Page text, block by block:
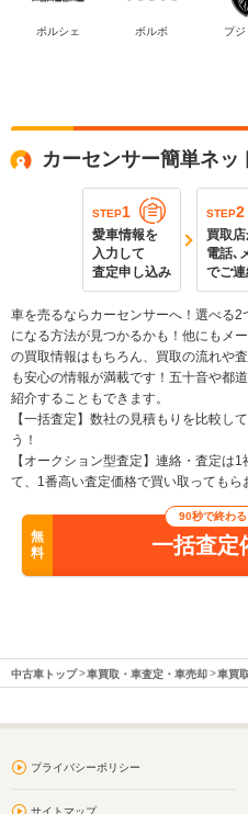
ポルシェ ボルボ プジ
カーセンサー簡単ネッ
STEP1
愛車情報を
入力して
査定申し込み
STEP2
買取
電話､
でご
車を売るならカーセンサーへ！選べる
になる方法が見つかるかも！他にもメ
の買取情報はもちろん、買取の流れや
も安心の情報が満載です！五十音や都
紹介することもできます。
【一括査定】数社の見積もりを比較し
う！
【オークション型査定】連絡・査定は
て、1番高い査定価格で買い取ってもら
無
料
90秒で終わ
一括査定
中古車トップ 車買取・車査定・車売却 車買
プライバシーポリシー
サイトマップ